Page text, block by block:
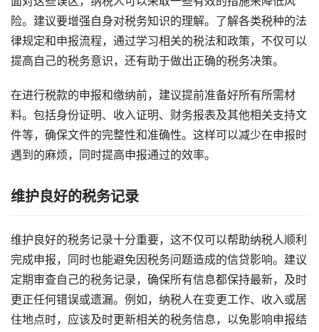
险。建议要增强自身对税务知识的理解。了解各类税种的法
律规定和申报流程，通过学习相关的税法和政策，不仅可以
提高自己的税务意识，还有助于做出正确的税务决策。
在进行税款的申报和缴纳前，建议提前准备好所有所需材
料。包括身份证明、收入证明、财务报表及其他相关支持文
件等，确保文件的完整性和准确性。这样可以减少在申报时
遇到的麻烦，同时提高申报通过的效率。
维护良好的税务记录
维护良好的税务记录十分重要，这不仅可以帮助纳税人顺利
完成申报，同时也能避免因税务问题造成的信贷影响。建议
定期审查自己的税务记录，确保所有信息都保持最新，及时
更正任何错误或遗漏。例如，纳税人在变更工作、收入或居
住地点时，应该及时更新相关的税务信息，以免影响申报结